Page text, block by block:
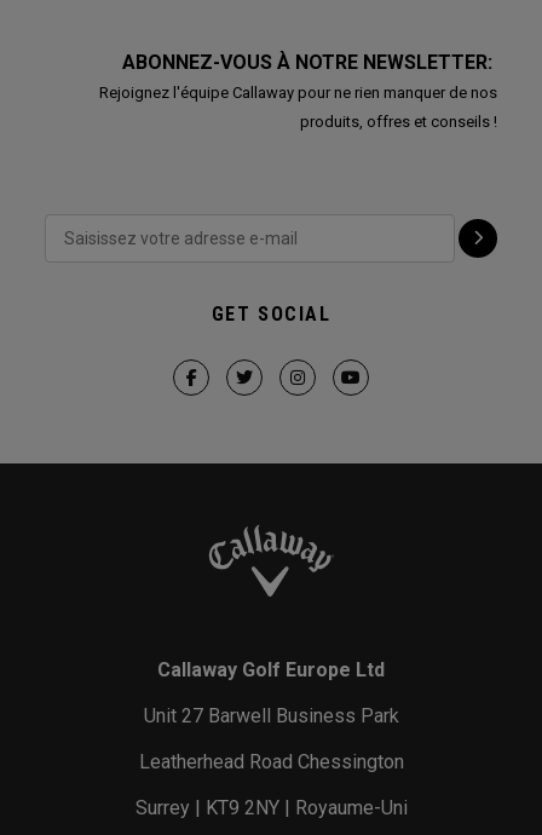
ABONNEZ-VOUS À NOTRE NEWSLETTER:
Rejoignez l'équipe Callaway pour ne rien manquer de nos
produits, offres et conseils !
GET SOCIAL
Callaway Golf Europe Ltd
Unit 27 Barwell Business Park
Leatherhead Road Chessington
Surrey | KT9 2NY | Royaume-Uni